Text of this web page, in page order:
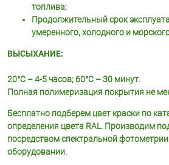
топлива;
Продолжительный срок
умеренного, холодного и
ВЫСЫХАНИЕ:
20°С – 4-5 часов; 60°С – 30 минут.
Полная полимеризация покрытия не
Бесплатно подберем цвет краски по
определения цвета RAL. Производим
посредством спектральной
оборудовании.